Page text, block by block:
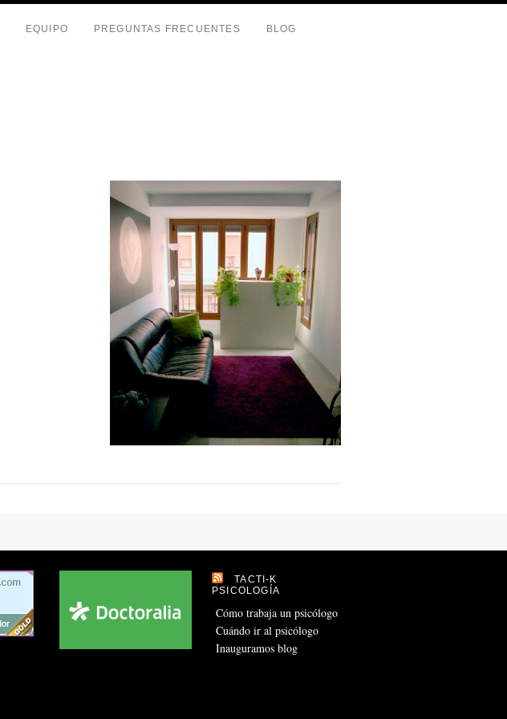
EQUIPO PREGUNTAS FRECUENTES BLOG
TACTI-K
PSICOLOGÍA
Cómo trabaja un psicólogo
Cuándo ir al psicólogo
Inauguramos blog